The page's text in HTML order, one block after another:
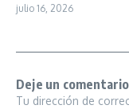
julio 16, 2026
Deje un comentario
Tu dirección de